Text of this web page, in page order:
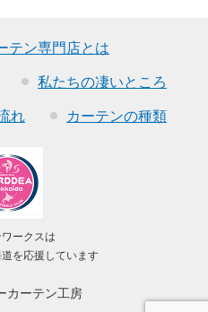
テン専門店とは
私たちの凄いところ
れ カーテンの種類
ークスは
を応援しています
カーテン工房